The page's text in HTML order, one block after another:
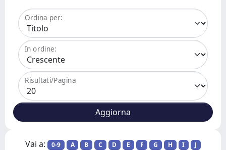
Ordina per:
In ordine:
Risultati/Pagina
Vai a: 0-9 A B C D E F G H I
J